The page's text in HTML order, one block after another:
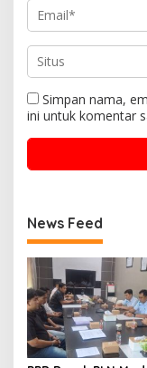
Simpan nama,
ini untuk komentar
News Feed